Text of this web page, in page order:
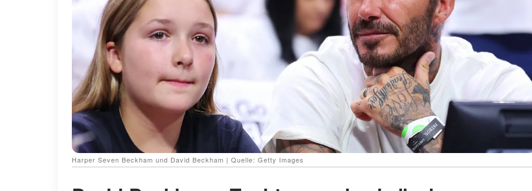
Harper Seven Beckham und David Beckham | Quelle: Getty Images